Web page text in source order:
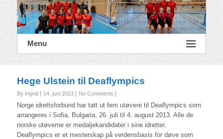
Menu
Hege Ulstein til Deaflympics
By Ingrid 14. juni 2013 No Comments
Norge idrettsforbund har tatt ut fem utøvere til Deaflympics som
arrangeres i Sofia, Bulgaria, 26. juli til 4. august 2013. Alle de
norske utøverne er medaljekandidater i sine idretter.
Deaflympics er et mesterskap på verdensbasis for døve som